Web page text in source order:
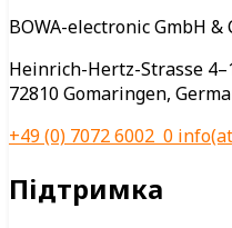
BOWA-electronic GmbH &
Heinrich-Hertz-Strasse
72810 Gomaringen,
+49 (0) 7072 6002 0
Підтримка